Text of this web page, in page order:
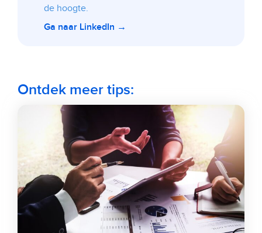
de hoogte.
Ga naar LinkedIn →
Ontdek meer tips: